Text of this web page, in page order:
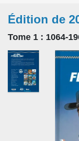
Édition de
Tome 1 : 1064-